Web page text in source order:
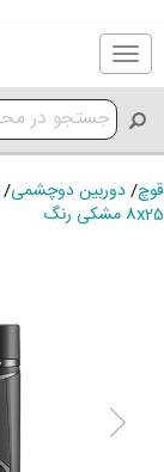
Toggle
navigation
قوچ/دوربین دوچشمی/
8x25 مشکی رنگ